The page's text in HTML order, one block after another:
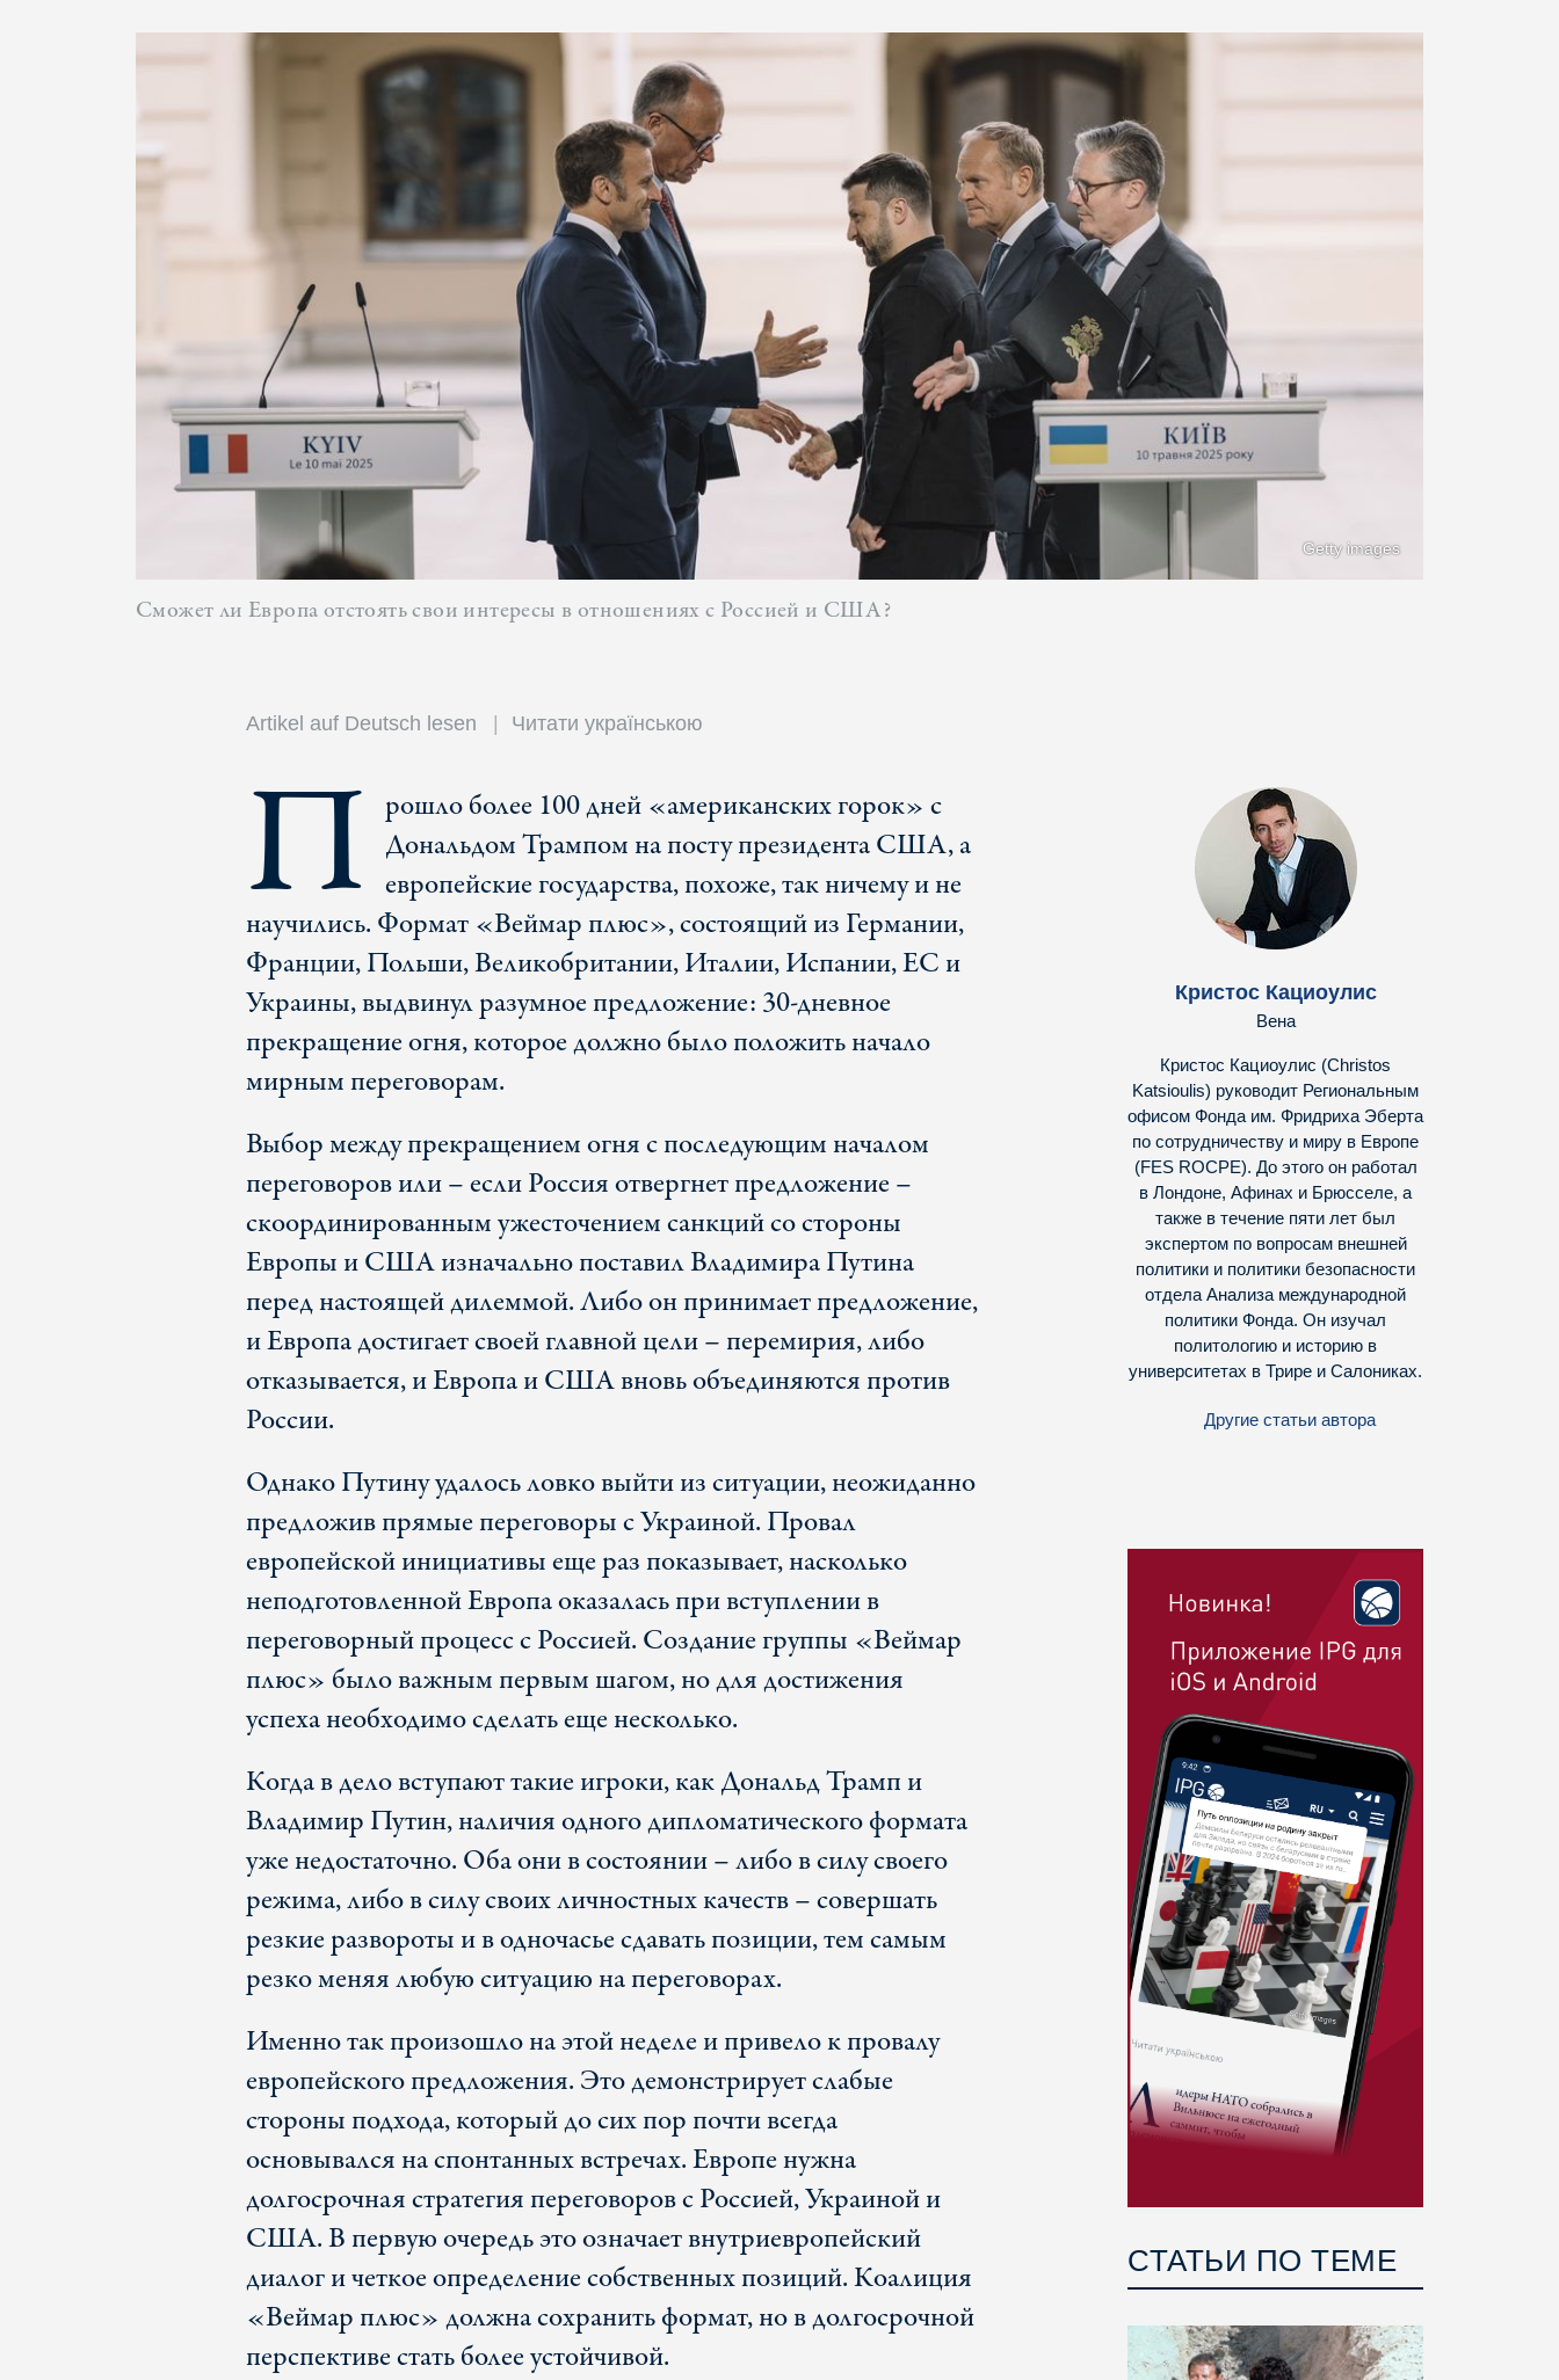
Getty images
Сможет ли Европа отстоять свои интересы в отношениях с Россией и США?
Artikel auf Deutsch lesen Читати українською
П рошло более 100 дней «американских горок» с
Дональдом Трампом на посту президента США, а
европейские государства, похоже, так ничему и не
научились. Формат «Веймар плюс», состоящий из Германии,
Франции, Польши, Великобритании, Италии, Испании, ЕС и
Украины, выдвинул разумное предложение: 30-дневное
прекращение огня, которое должно было положить начало
мирным переговорам.
Выбор между прекращением огня с последующим началом
переговоров или – если Россия отвергнет предложение –
скоординированным ужесточением санкций со стороны
Европы и США изначально поставил Владимира Путина
перед настоящей дилеммой. Либо он принимает предложение,
и Европа достигает своей главной цели – перемирия, либо
отказывается, и Европа и США вновь объединяются против
России.
Однако Путину удалось ловко выйти из ситуации, неожиданно
предложив прямые переговоры с Украиной. Провал
европейской инициативы еще раз показывает, насколько
неподготовленной Европа оказалась при вступлении в
переговорный процесс с Россией. Создание группы «Веймар
плюс» было важным первым шагом, но для достижения
успеха необходимо сделать еще несколько.
Когда в дело вступают такие игроки, как Дональд Трамп и
Владимир Путин, наличия одного дипломатического формата
уже недостаточно. Оба они в состоянии – либо в силу своего
режима, либо в силу своих личностных качеств – совершать
резкие развороты и в одночасье сдавать позиции, тем самым
резко меняя любую ситуацию на переговорах.
Именно так произошло на этой неделе и привело к провалу
европейского предложения. Это демонстрирует слабые
стороны подхода, который до сих пор почти всегда
основывался на спонтанных встречах. Европе нужна
долгосрочная стратегия переговоров с Россией, Украиной и
США. В первую очередь это означает внутриевропейский
диалог и четкое определение собственных позиций. Коалиция
«Веймар плюс» должна сохранить формат, но в долгосрочной
перспективе стать более устойчивой.
Кристос Кациоулис
Вена
Кристос Кациоулис (Christos
Katsioulis) руководит Региональным
офисом Фонда им. Фридриха Эберта
по сотрудничеству и миру в Европе
(FES ROCPE). До этого он работал
в Лондоне, Афинах и Брюсселе, а
также в течение пяти лет был
экспертом по вопросам внешней
политики и политики безопасности
отдела Анализа международной
политики Фонда. Он изучал
политологию и историю в
университетах в Трире и Салониках.
Другие статьи автора
СТАТЬИ ПО ТЕМЕ